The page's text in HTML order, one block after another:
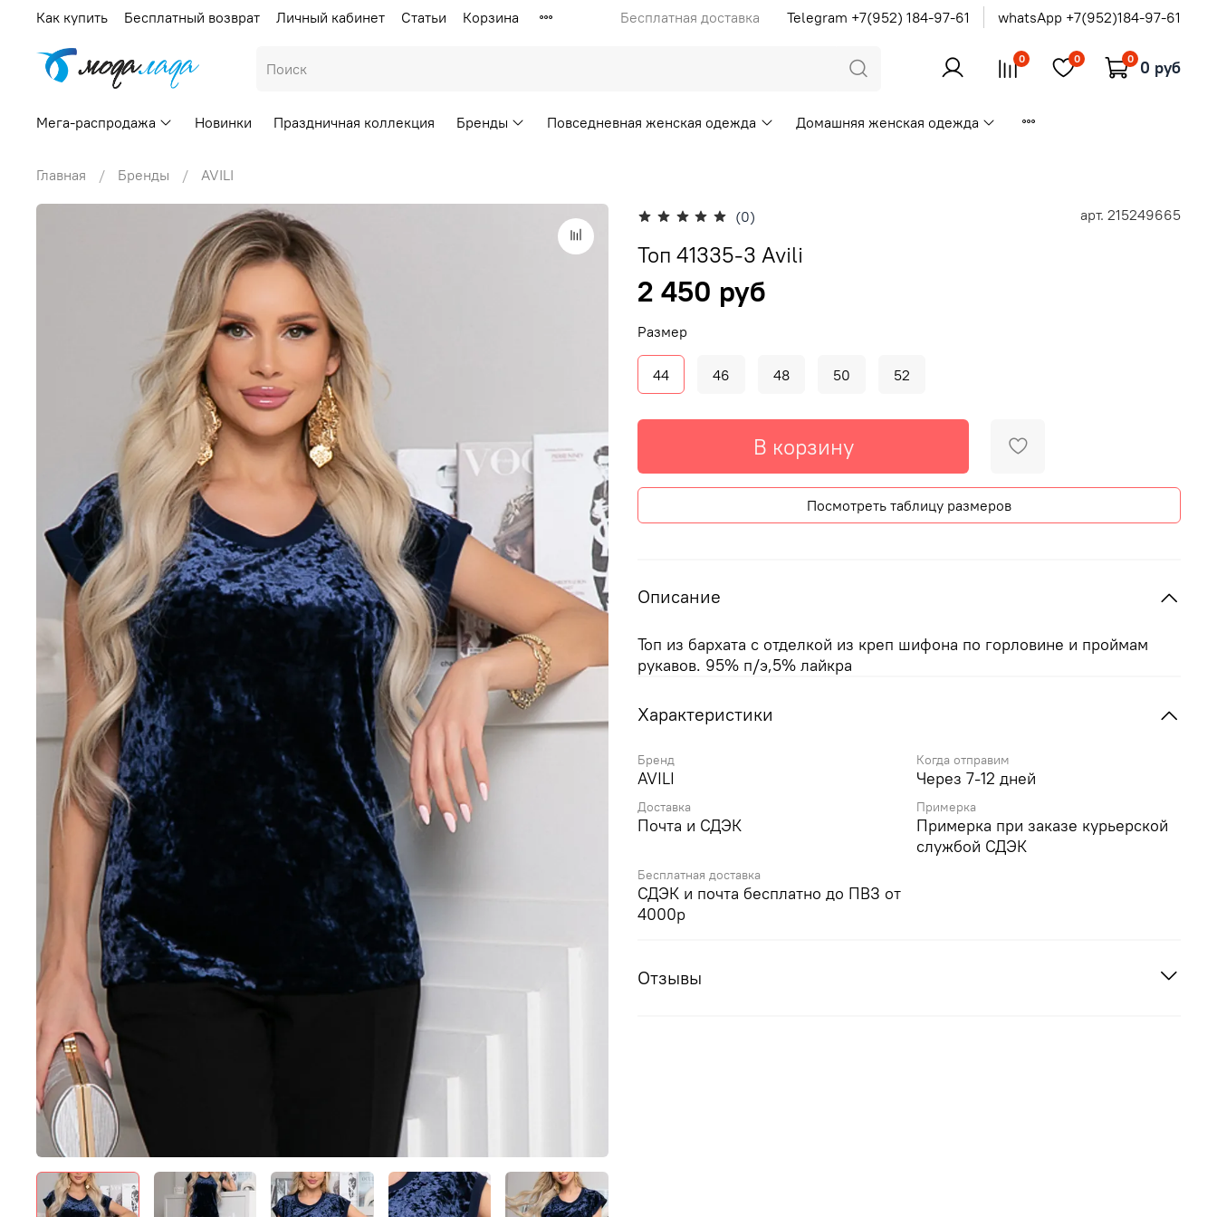
Как купить Бесплатный возврат Личный кабинет Статьи Корзина Бесплатная доставка Telegram +7(952) 184-97-61 whatsApp +7(952)184-97-61
0 0 0 0 руб
Мега-распродажа Новинки Праздничная коллекция Бренды Повседневная женская одежда Домашняя женская одежда
Главная Бренды AVILI
(0) арт. 215249665
Топ 41335-3 Avili
2 450 руб
В корзину
Размер
44 46 48 50 52
Посмотреть таблицу размеров
Описание
Топ из бархата с отделкой из креп шифона по горловине и проймам
рукавов. 95% п/э,5% лайкра
Характеристики
Бренд
AVILI
Когда отправим
Через 7-12 дней
Доставка
Почта и СДЭК
Примерка
Примерка при заказе курьерской
службой СДЭК
Бесплатная доставка
СДЭК и почта бесплатно до ПВЗ от
4000р
Отзывы